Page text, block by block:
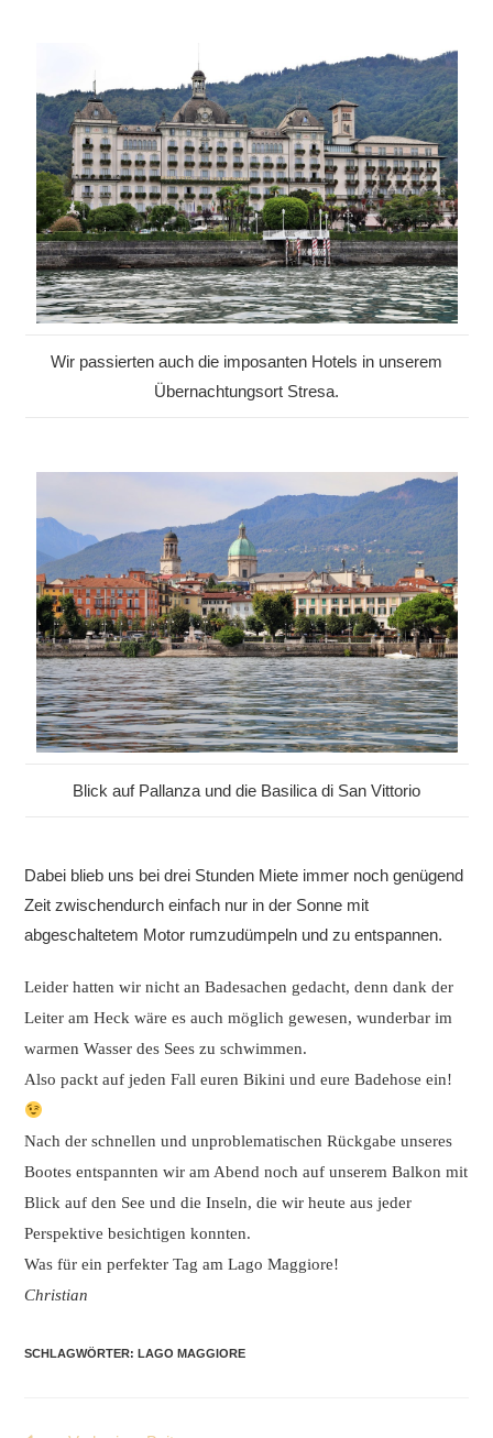
Wir passierten auch die imposanten Hotels in unserem
Übernachtungsort Stresa.
Blick auf Pallanza und die Basilica di San Vittorio
Dabei blieb uns bei drei Stunden Miete immer noch genügend
Zeit zwischendurch einfach nur in der Sonne mit
abgeschaltetem Motor rumzudümpeln und zu entspannen.
Leider hatten wir nicht an Badesachen gedacht, denn dank der
Leiter am Heck wäre es auch möglich gewesen, wunderbar im
warmen Wasser des Sees zu schwimmen.
Also packt auf jeden Fall euren Bikini und eure Badehose ein!
Nach der schnellen und unproblematischen Rückgabe unseres
Bootes entspannten wir am Abend noch auf unserem Balkon mit
Blick auf den See und die Inseln, die wir heute aus jeder
Perspektive besichtigen konnten.
Was für ein perfekter Tag am Lago Maggiore!
Christian
SCHLAGWÖRTER:LAGO MAGGIORE